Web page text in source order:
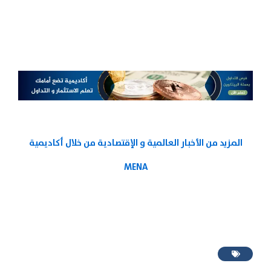
المزيد من الأخبار العالمية و الإقتصادية من خلال أكاديمية
MENA